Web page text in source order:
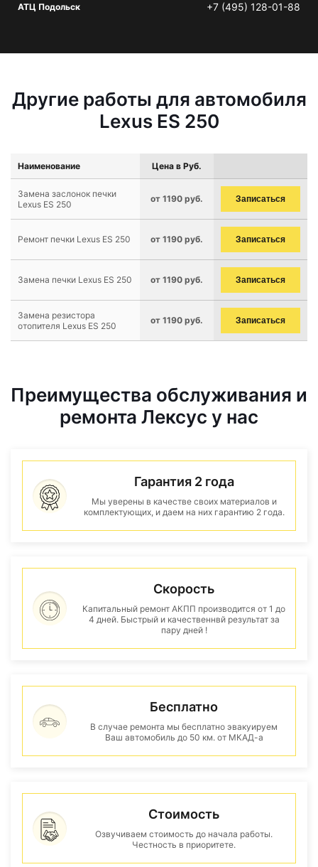
АТЦ Подольск +7 (495) 128-01-88
Другие работы для автомобиля
Lexus ES 250
Наименование Цена в Руб.
Замена заслонок печки
Lexus ES 250
от 1190 руб. Записаться
Ремонт печки Lexus ES 250 от 1190 руб. Записаться
Замена печки Lexus ES 250 от 1190 руб. Записаться
Замена резистора
отопителя Lexus ES 250
от 1190 руб. Записаться
Преимущества обслуживания и
ремонта Лексус у нас
Гарантия 2 года
Мы уверены в качестве своих материалов и
комплектующих, и даем на них гарантию 2 года.
Скорость
Капитальный ремонт АКПП производится от 1 до
4 дней. Быстрый и качественнвй результат за
пару дней !
Бесплатно
В случае ремонта мы бесплатно эвакуируем
Ваш автомобиль до 50 км. от МКАД-а
Стоимость
Озвучиваем стоимость до начала работы.
Честность в приоритете.